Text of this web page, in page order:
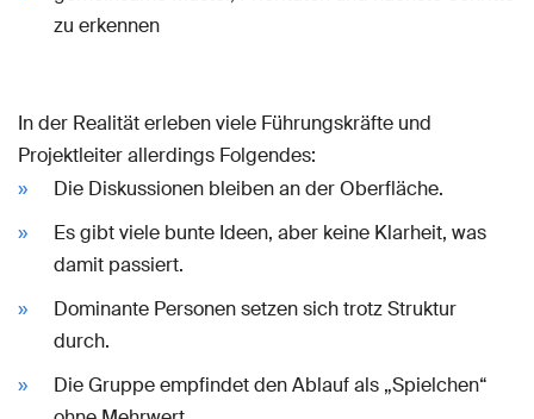
zu erkennen
In der Realität erleben viele Führungskräfte und
Projektleiter allerdings Folgendes:
Die Diskussionen bleiben an der Oberfläche.
Es gibt viele bunte Ideen, aber keine Klarheit, was
damit passiert.
Dominante Personen setzen sich trotz Struktur
durch.
Die Gruppe empfindet den Ablauf als „Spielchen“